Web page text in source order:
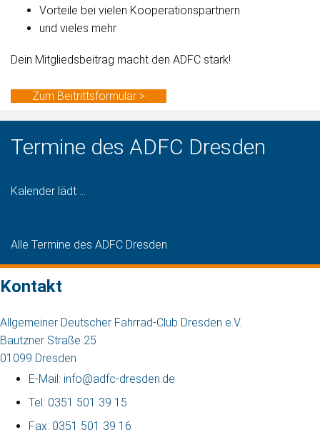
Vorteile bei vielen Kooperationspartnern
und vieles mehr
Dein Mitgliedsbeitrag macht den ADFC stark!
Zum Beitrittsformular >
Termine des ADFC Dresden
Kalender lädt ...
Alle Termine des ADFC Dresden
Kontakt
Allgemeiner Deutscher Fahrrad-Club Dresden e.V.
Bautzner Straße 25
01099 Dresden
E-Mail: info@adfc-dresden.de
Tel: 0351 501 39 15
Fax: 0351 501 39 16